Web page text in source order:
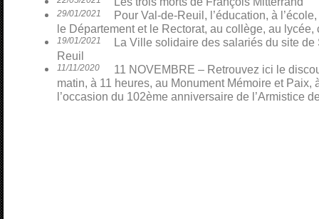
29/01/2021
Pour Val-de-Reuil, l’éducation, à
le Département et le Rectorat, au collège, au lycée,
19/01/2021
La Ville solidaire des salariés du site de
Reuil
11/11/2020
11 NOVEMBRE – Retrouvez ici le
matin, à 11 heures, au Monument Mémoire et Paix,
l’occasion du 102ème anniversaire de l’Armistice